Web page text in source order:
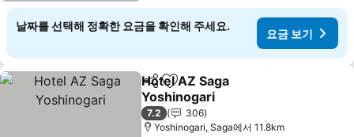
날짜를 선택해 정확한 요금을 확인해 주세요.
요금 보기
공유 즐겨찾기에 추가
Hotel AZ Saga
Yoshinogari
7.2
306
Yoshinogari, Saga에서 11.8km